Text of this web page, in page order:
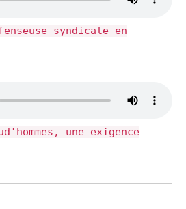
syndicale en
une exigence